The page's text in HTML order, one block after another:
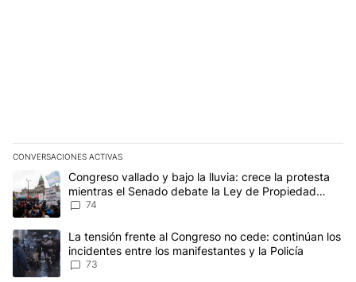
CONVERSACIONES ACTIVAS
Este listado muestra los artículos con más comentarios en los
Un artículo de tendencia con el título "Congreso vallado y bajo
Congreso vallado y bajo la lluvia: crece la protesta
mientras el Senado debate la Ley de Propiedad
Privada
74
Un artículo de tendencia con el título "La tensión frente al
La tensión frente al Congreso no cede: continúan los
incidentes entre los manifestantes y la Policía
73